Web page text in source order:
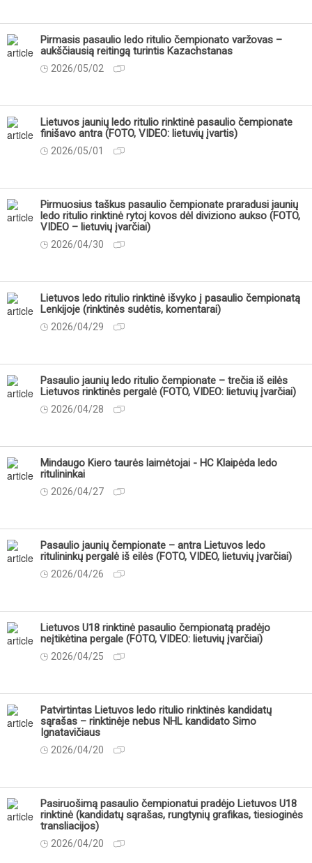
Pirmasis pasaulio ledo ritulio čempionato varžovas –
aukščiausią reitingą turintis Kazachstanas
2026/05/02
Lietuvos jaunių ledo ritulio rinktinė pasaulio čempionate
finišavo antra (FOTO, VIDEO: lietuvių įvartis)
2026/05/01
Pirmuosius taškus pasaulio čempionate praradusi jaunių
ledo ritulio rinktinė rytoj kovos dėl diviziono aukso (FOTO,
VIDEO – lietuvių įvarčiai)
2026/04/30
Lietuvos ledo ritulio rinktinė išvyko į pasaulio čempionatą
Lenkijoje (rinktinės sudėtis, komentarai)
2026/04/29
Pasaulio jaunių ledo ritulio čempionate – trečia iš eilės
Lietuvos rinktinės pergalė (FOTO, VIDEO: lietuvių įvarčiai)
2026/04/28
Mindaugo Kiero taurės laimėtojai - HC Klaipėda ledo
ritulininkai
2026/04/27
Pasaulio jaunių čempionate – antra Lietuvos ledo
ritulininkų pergalė iš eilės (FOTO, VIDEO, lietuvių įvarčiai)
2026/04/26
Lietuvos U18 rinktinė pasaulio čempionatą pradėjo
neįtikėtina pergale (FOTO, VIDEO: lietuvių įvarčiai)
2026/04/25
Patvirtintas Lietuvos ledo ritulio rinktinės kandidatų
sąrašas – rinktinėje nebus NHL kandidato Simo
Ignatavičiaus
2026/04/20
Pasiruošimą pasaulio čempionatui pradėjo Lietuvos U18
rinktinė (kandidatų sąrašas, rungtynių grafikas, tiesioginės
transliacijos)
2026/04/20